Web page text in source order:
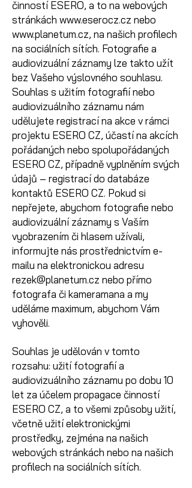
činností ESERO, a to na webových
stránkách www.eserocz.cz nebo
www.planetum.cz, na našich profilech
na sociálních sítích. Fotografie a
audiovizuální záznamy lze takto užít
bez Vašeho výslovného souhlasu.
Souhlas s užitím fotografií nebo
audiovizuálního záznamu nám
udělujete registrací na akce v rámci
projektu ESERO CZ, účastí na akcích
pořádaných nebo spolupořádaných
ESERO CZ, případně vyplněním svých
údajů – registrací do databáze
kontaktů ESERO CZ. Pokud si
nepřejete, abychom fotografie nebo
audiovizuální záznamy s Vaším
vyobrazením či hlasem užívali,
informujte nás prostřednictvím e-
mailu na elektronickou adresu
rezek@planetum.cz nebo přímo
fotografa či kameramana a my
uděláme maximum, abychom Vám
vyhověli.
Souhlas je udělován v tomto
rozsahu: užití fotografií a
audiovizuálního záznamu po dobu 10
let za účelem propagace činností
ESERO CZ, a to všemi způsoby užití,
včetně užití elektronickými
prostředky, zejména na našich
webových stránkách nebo na našich
profilech na sociálních sítích.